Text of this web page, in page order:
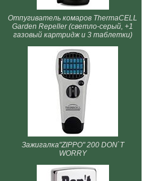
Отпугиватель комаров ThermaCELL
Garden Repeller (светло-серый, +1
газовый картридж и 3 таблетки)
Зажигалка"ZIPPO" 200 DON`T
WORRY